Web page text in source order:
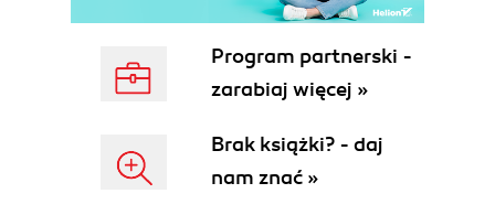
Program partnerski -
zarabiaj więcej »
Brak książki? - daj
nam znać »